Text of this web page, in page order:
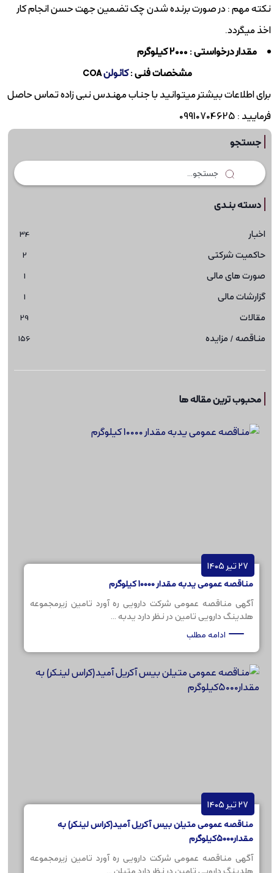
نکته مهم : در صورت برنده شدن چک تضمین جهت حسن انجام کار
اخذ میگردد.
مقدار درخواستی : 2000 کیلوگرم
مشخصات فنی :کائولنCOA
برای اطلاعات بیشتر میتوانید با جناب مهندس نبی زاده تماس حاصل
فرمایید : 09910704625
جستجو
دسته بندی
اخبار 34
حاکمیت شرکتی 2
صورت های مالی 1
گزارشات مالی 1
مقالات 29
مناقصه / مزایده 156
محبوب ترین مقاله ها
27 تیر 1405
مناقصه عمومی یدبه مقدار 10000 کیلوگرم
آگهی مناقصه عمومی شرکت دارویی ره آورد تامین زیرمجموعه
هلدینگ دارویی تامین در نظر دارد یدبه ...
ادامه مطلب
27 تیر 1405
مناقصه عمومی متیلن بیس آکریل آمید(کراس لینکر) به
مقدار5000کیلوگرم
آگهی مناقصه عمومی شرکت دارویی ره آورد تامین زیرمجموعه
هلدینگ دارویی تامین در نظر دارد متیلن ...